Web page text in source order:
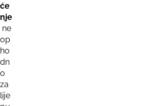
će
nje
ne
op
ho
dn
o
za
lije